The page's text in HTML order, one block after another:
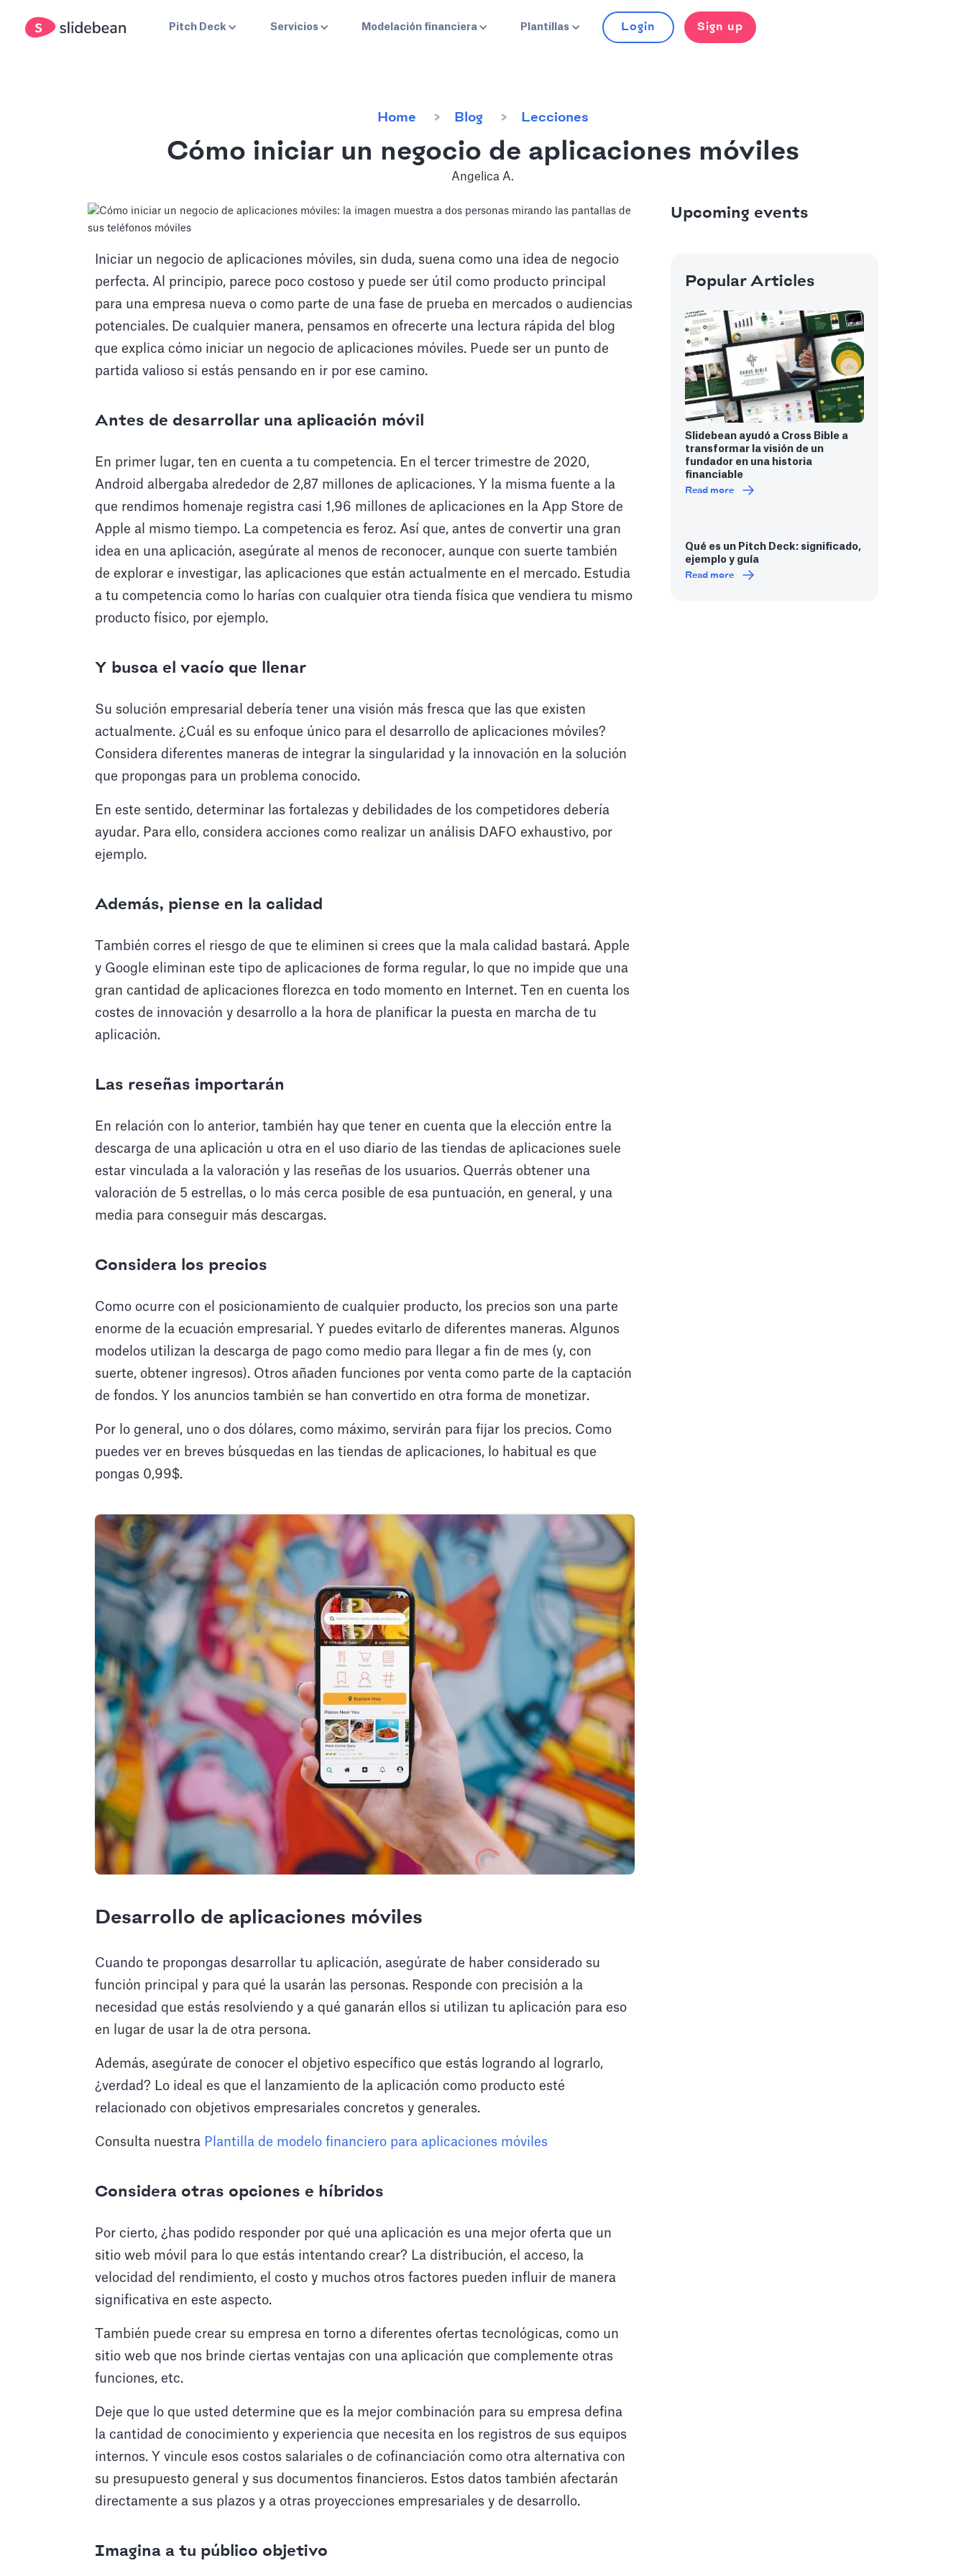
Pitch Deck Servicios Modelación financiera Plantillas Login Sign up
Home Blog Lecciones
Cómo iniciar un negocio de aplicaciones móviles
Angelica A.
Iniciar un negocio de aplicaciones móviles, sin duda, suena como una idea de negocio
perfecta. Al principio, parece poco costoso y puede ser útil como producto principal
para una empresa nueva o como parte de una fase de prueba en mercados o audiencias
potenciales. De cualquier manera, pensamos en ofrecerte una lectura rápida del blog
que explica cómo iniciar un negocio de aplicaciones móviles. Puede ser un punto de
partida valioso si estás pensando en ir por ese camino.
Antes de desarrollar una aplicación móvil
En primer lugar, ten en cuenta a tu competencia. En el tercer trimestre de 2020,
Android albergaba alrededor de 2,87 millones de aplicaciones. Y la misma fuente a la
que rendimos homenaje registra casi 1,96 millones de aplicaciones en la App Store de
Apple al mismo tiempo. La competencia es feroz. Así que, antes de convertir una gran
idea en una aplicación, asegúrate al menos de reconocer, aunque con suerte también
de explorar e investigar, las aplicaciones que están actualmente en el mercado. Estudia
a tu competencia como lo harías con cualquier otra tienda física que vendiera tu mismo
producto físico, por ejemplo.
Y busca el vacío que llenar
Su solución empresarial debería tener una visión más fresca que las que existen
actualmente. ¿Cuál es su enfoque único para el desarrollo de aplicaciones móviles?
Considera diferentes maneras de integrar la singularidad y la innovación en la solución
que propongas para un problema conocido.
En este sentido, determinar las fortalezas y debilidades de los competidores debería
ayudar. Para ello, considera acciones como realizar un análisis DAFO exhaustivo, por
ejemplo.
Además, piense en la calidad
También corres el riesgo de que te eliminen si crees que la mala calidad bastará. Apple
y Google eliminan este tipo de aplicaciones de forma regular, lo que no impide que una
gran cantidad de aplicaciones florezca en todo momento en Internet. Ten en cuenta los
costes de innovación y desarrollo a la hora de planificar la puesta en marcha de tu
aplicación.
Las reseñas importarán
En relación con lo anterior, también hay que tener en cuenta que la elección entre la
descarga de una aplicación u otra en el uso diario de las tiendas de aplicaciones suele
estar vinculada a la valoración y las reseñas de los usuarios. Querrás obtener una
valoración de 5 estrellas, o lo más cerca posible de esa puntuación, en general, y una
media para conseguir más descargas.
Considera los precios
Como ocurre con el posicionamiento de cualquier producto, los precios son una parte
enorme de la ecuación empresarial. Y puedes evitarlo de diferentes maneras. Algunos
modelos utilizan la descarga de pago como medio para llegar a fin de mes (y, con
suerte, obtener ingresos). Otros añaden funciones por venta como parte de la captación
de fondos. Y los anuncios también se han convertido en otra forma de monetizar.
Por lo general, uno o dos dólares, como máximo, servirán para fijar los precios. Como
puedes ver en breves búsquedas en las tiendas de aplicaciones, lo habitual es que
pongas 0,99$.
Desarrollo de aplicaciones móviles
Cuando te propongas desarrollar tu aplicación, asegúrate de haber considerado su
función principal y para qué la usarán las personas. Responde con precisión a la
necesidad que estás resolviendo y a qué ganarán ellos si utilizan tu aplicación para eso
en lugar de usar la de otra persona.
Además, asegúrate de conocer el objetivo específico que estás logrando al lograrlo,
¿verdad? Lo ideal es que el lanzamiento de la aplicación como producto esté
relacionado con objetivos empresariales concretos y generales.
Consulta nuestra Plantilla de modelo financiero para aplicaciones móviles
Considera otras opciones e híbridos
Por cierto, ¿has podido responder por qué una aplicación es una mejor oferta que un
sitio web móvil para lo que estás intentando crear? La distribución, el acceso, la
velocidad del rendimiento, el costo y muchos otros factores pueden influir de manera
significativa en este aspecto.
También puede crear su empresa en torno a diferentes ofertas tecnológicas, como un
sitio web que nos brinde ciertas ventajas con una aplicación que complemente otras
funciones, etc.
Deje que lo que usted determine que es la mejor combinación para su empresa defina
la cantidad de conocimiento y experiencia que necesita en los registros de sus equipos
internos. Y vincule esos costos salariales o de cofinanciación como otra alternativa con
su presupuesto general y sus documentos financieros. Estos datos también afectarán
directamente a sus plazos y a otras proyecciones empresariales y de desarrollo.
Imagina a tu público objetivo
Upcoming events
Popular Articles
Slidebean ayudó a Cross Bible a
transformar la visión de un
fundador en una historia
financiable
Read more
Qué es un Pitch Deck: significado,
ejemplo y guía
Read more